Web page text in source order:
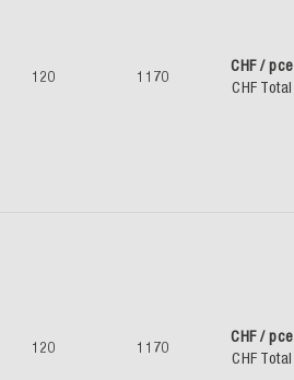
120 1170
CHF / pce
CHF Total
120 1170
CHF / pce
CHF Total